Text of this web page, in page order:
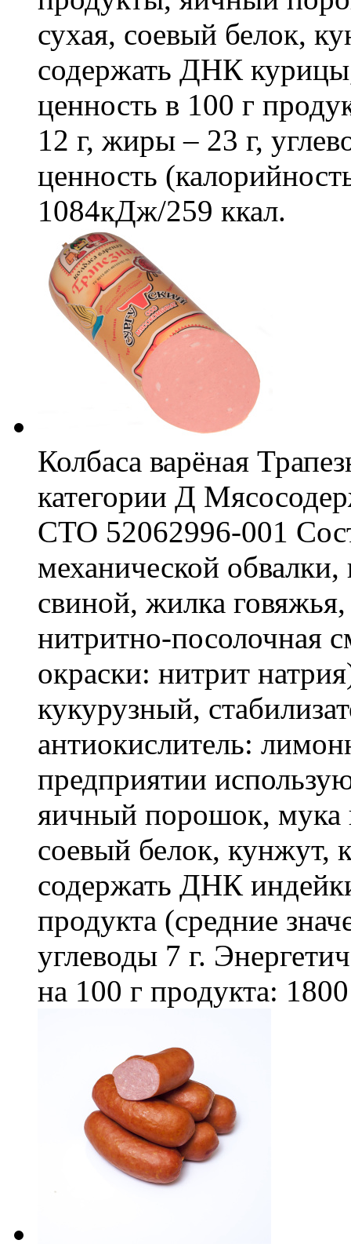
сухая, соевый белок,
содержать ДНК
ценность в 100 г
12 г, жиры – 23 г,
ценность
1084кДж/259 ккал.
Колбаса варёная
категории Д
СТО 52062996-001
механической
свиной, жилка
нитритно-посолочная
окраски: нитрит
кукурузный,
антиокислитель:
предприятии
яичный порошок, мука
соевый белок, кунжут,
содержать ДНК
продукта (средние
углеводы 7 г.
на 100 г продукта: